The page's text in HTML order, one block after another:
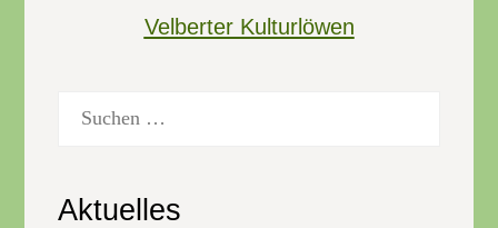
Velberter Kulturlöwen
Aktuelles